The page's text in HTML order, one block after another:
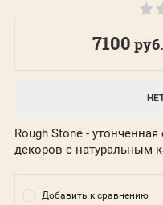
7100 руб.
Rough Stone -
декоров с натуральным
Добавить к сравнению